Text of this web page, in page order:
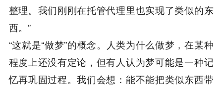
整理。我们刚刚在托管代理里也实现了类似的东
西。”
“这就是“做梦”的概念。人类为什么做梦，在某种
程度上还没有定论，但有人认为梦可能是一种记
忆再巩固过程。我们会想：能不能把类似东西带